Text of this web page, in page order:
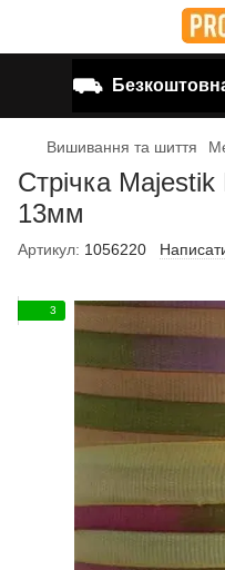
⛟
Вишивання та шиття
Стрічка
13мм
Артикул: 1056220
3